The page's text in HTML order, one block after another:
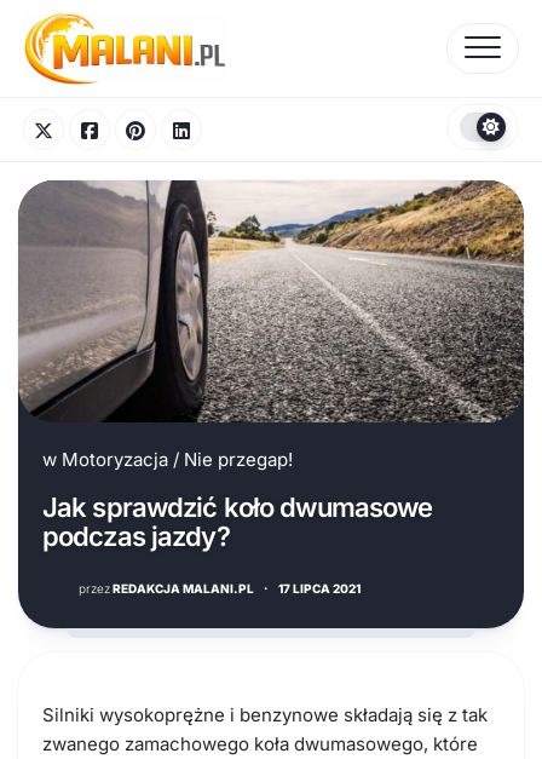
content
w Motoryzacja / Nie przegap!
Jak sprawdzić koło dwumasowe
podczas jazdy?
przezREDAKCJA MALANI.PL · 17 LIPCA 2021
Silniki wysokoprężne i benzynowe składają się z tak
zwanego zamachowego koła dwumasowego, które